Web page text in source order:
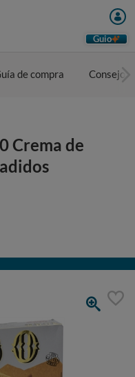
Guio
de compra Consejos
Crema de